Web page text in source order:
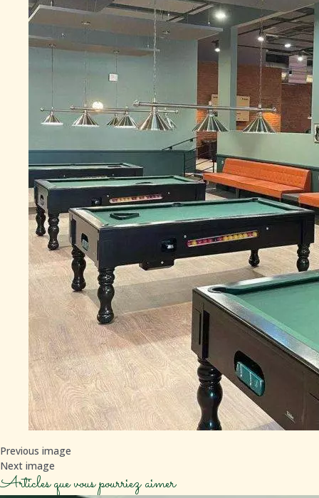
Previous image
Next image
Articles que vous pourriez aimer